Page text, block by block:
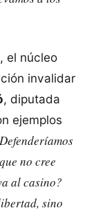
el núcleo
invalidar
, diputada
ejemplos
no cree
al casino?
sino